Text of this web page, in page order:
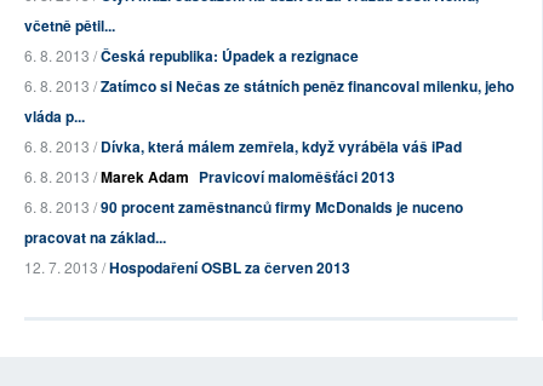
včetně pětil...
6. 8. 2013 /Česká republika: Úpadek a rezignace
6. 8. 2013 /Zatímco si Nečas ze státních peněz financoval milenku, jeho
vláda p...
6. 8. 2013 /Dívka, která málem zemřela, když vyráběla váš iPad
6. 8. 2013 /Marek Adam Pravicoví maloměšťáci 2013
6. 8. 2013 /90 procent zaměstnanců firmy McDonalds je nuceno
pracovat na základ...
12. 7. 2013 /Hospodaření OSBL za červen 2013